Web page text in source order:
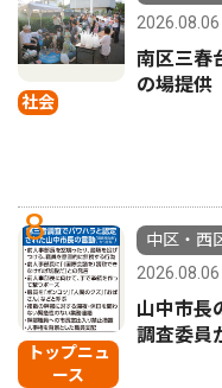
社会
2026.08.06
南区三
の場提供
8
トップニュ
ース
中区・西
2026.08.06
山中市長
調査委員